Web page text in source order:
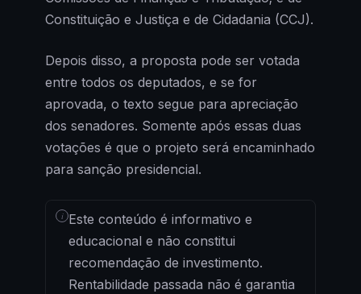
Constituição e Justiça e de Cidadania (CCJ).
Depois disso, a proposta pode ser votada
entre todos os deputados, e se for
aprovada, o texto segue para apreciação
dos senadores. Somente após essas duas
votações é que o projeto será encaminhado
para sanção presidencial.
i Este conteúdo é informativo e
educacional e não constitui
recomendação de investimento.
Rentabilidade passada não é garantia